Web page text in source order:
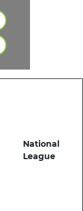
National
League